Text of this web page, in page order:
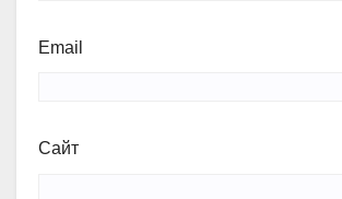
Email
Сайт